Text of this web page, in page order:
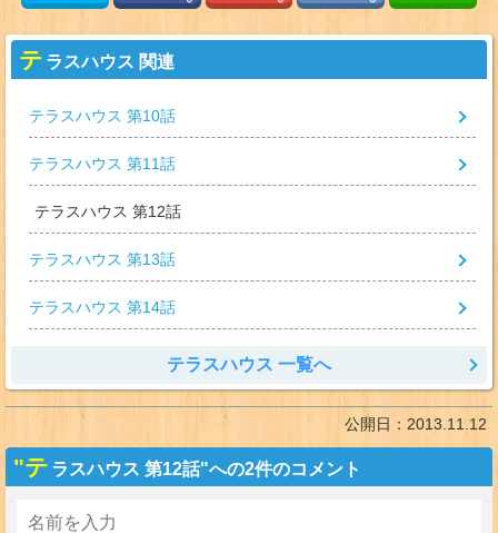
テ ラスハウス 関連
テラスハウス 第10話
テラスハウス 第11話
テラスハウス 第12話
テラスハウス 第13話
テラスハウス 第14話
テラスハウス 一覧へ
公開日： 2013.11.12
"テ ラスハウス 第12話"への2件のコメント